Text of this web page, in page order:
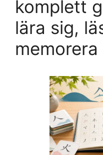
komplett
lära sig,
memorera